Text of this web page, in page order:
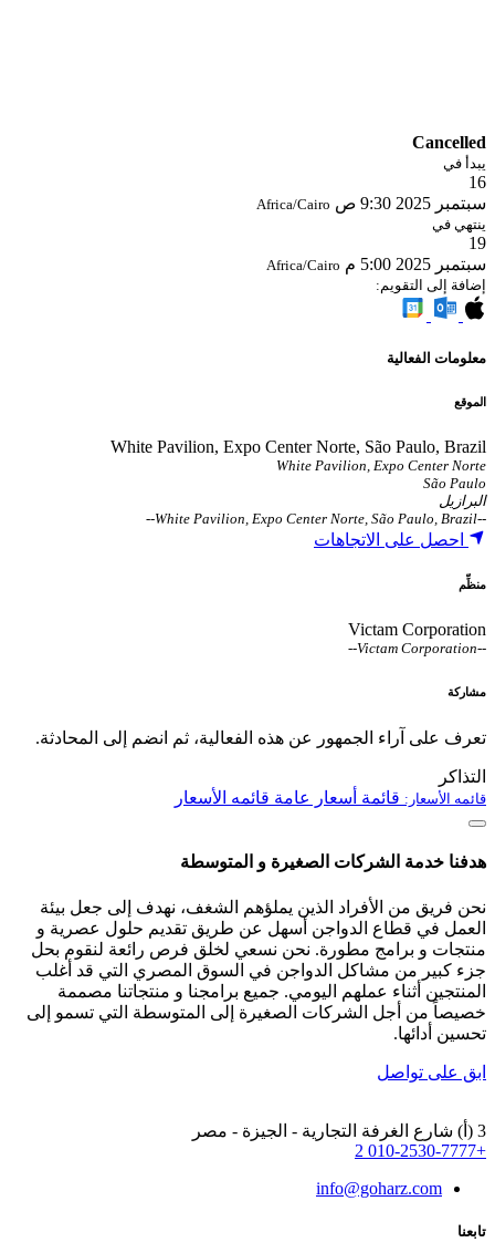
Cancelled
يبدأ في
16
سبتمبر 2025
9:30 ص
Africa/Cairo
ينتهي في
19
سبتمبر 2025
5:00 م
Africa/Cairo
إضافة إلى التقويم:
معلومات الفعالية
الموقع
White Pavilion, Expo Center Norte, São Paulo, Brazil
White Pavilion, Expo Center Norte
São Paulo
البرازيل
--
White Pavilion, Expo Center Norte, São Paulo, Brazil
--
احصل على الاتجاهات
منظِّم
Victam Corporation
--
Victam Corporation
--
مشاركة
تعرف على آراء الجمهور عن هذه الفعالية، ثم انضم إلى المحادثة.
التذاكر
قائمه الأسعار: قائمة أسعار عامة قائمه الأسعار
هدفنا خدمة الشركات الصغيرة و المتوسطة
نحن فريق من الأفراد الذين يملؤهم الشغف، نهدف إلى جعل بيئة
العمل في قطاع الدواجن أسهل عن طريق تقديم حلول عصرية و
منتجات و برامج مطورة. نحن نسعي لخلق فرص رائعة لنقوم بحل
جزء كبير من مشاكل الدواجن في السوق المصري التي قد أغلب
المنتجين أثناء عملهم اليومي. جميع برامجنا و منتجاتنا مصممة
خصيصاً من أجل الشركات الصغيرة إلى المتوسطة التي تسمو إلى
تحسين أدائها.
ابق على تواصل
3 (أ) شارع الغرفة التجارية - الجيزة - مصر
+2 010-2530-7777
info@goharz.com
تابعنا